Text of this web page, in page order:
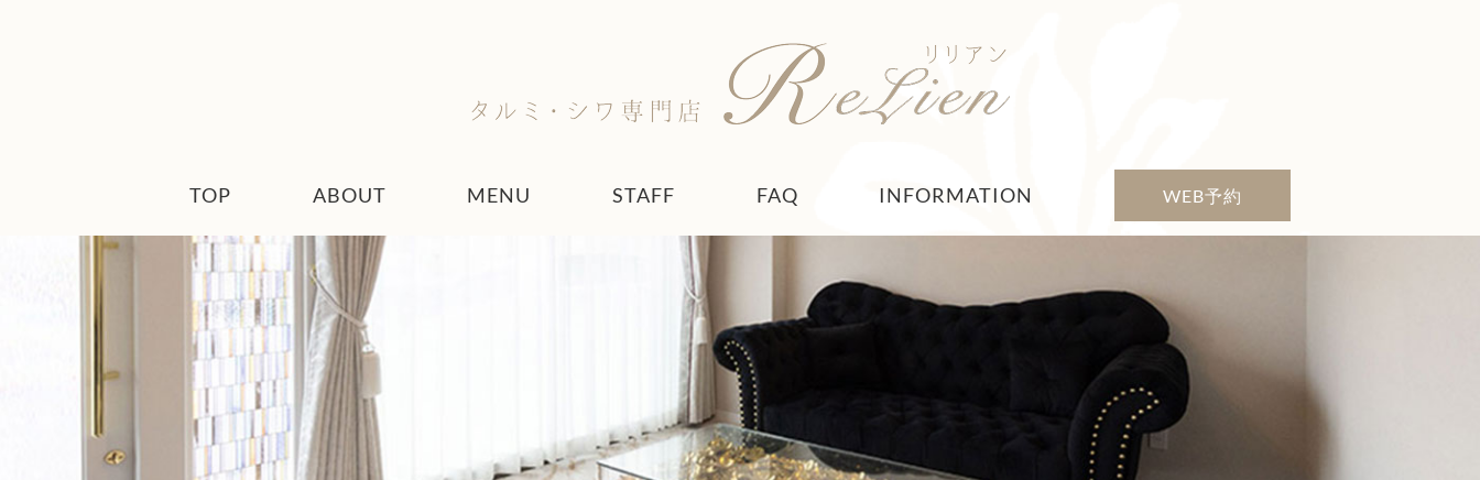
TOP ABOUT MENU STAFF FAQ INFORMATION WEB予約